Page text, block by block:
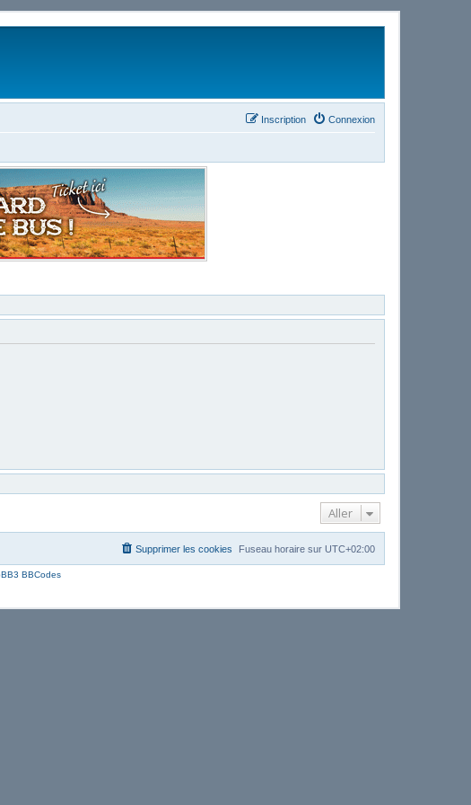
Connexion
Inscription
Aller
Fuseau horaire sur UTC+02:00
Supprimer les cookies
BBCodes